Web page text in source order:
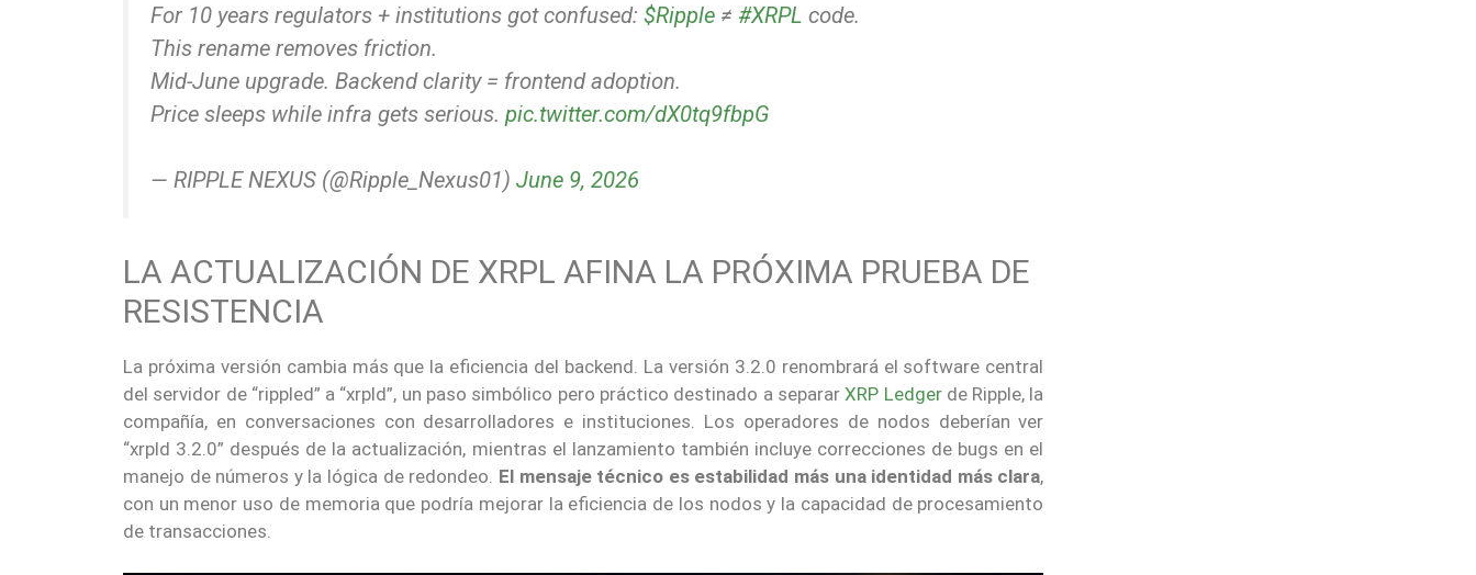
For 10 years regulators + institutions got confused: $Ripple ≠ #XRPL code.
This rename removes friction.
Mid-June upgrade. Backend clarity = frontend adoption.
Price sleeps while infra gets serious. pic.twitter.com/dX0tq9fbpG
— RIPPLE NEXUS (@Ripple_Nexus01) June 9, 2026
LA ACTUALIZACIÓN DE XRPL AFINA LA PRÓXIMA PRUEBA DE
RESISTENCIA
La próxima versión cambia más que la eficiencia del backend. La versión 3.2.0 renombrará el software central
del servidor de “rippled” a “xrpld”, un paso simbólico pero práctico destinado a separarXRP Ledgerde Ripple, la
compañía, en conversaciones con desarrolladores e instituciones. Los operadores de nodos deberían ver
“xrpld 3.2.0” después de la actualización, mientras el lanzamiento también incluye correcciones de bugs en el
manejo de números y la lógica de redondeo. El mensaje técnico es estabilidad más una identidad más clara,
con un menor uso de memoria que podría mejorar la eficiencia de los nodos y la capacidad de procesamiento
de transacciones.